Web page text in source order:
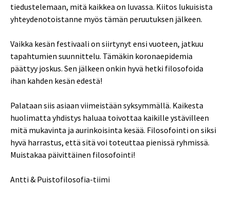
tiedustelemaan, mitä kaikkea on luvassa. Kiitos lukuisista
yhteydenotoistanne myös tämän peruutuksen jälkeen.
Vaikka kesän festivaali on siirtynyt ensi vuoteen, jatkuu
tapahtumien suunnittelu. Tämäkin koronaepidemia
päättyy joskus. Sen jälkeen onkin hyvä hetki filosofoida
ihan kahden kesän edestä!
Palataan siis asiaan viimeistään syksymmällä. Kaikesta
huolimatta yhdistys haluaa toivottaa kaikille ystävilleen
mitä mukavinta ja aurinkoisinta kesää. Filosofointi on siksi
hyvä harrastus, että sitä voi toteuttaa pienissä ryhmissä.
Muistakaa päivittäinen filosofointi!
Antti & Puistofilosofia-tiimi